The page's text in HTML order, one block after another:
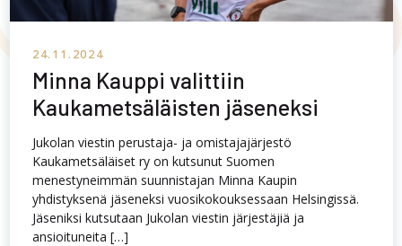
24.11.2024
Minna Kauppi valittiin
Kaukametsäläisten jäseneksi
Jukolan viestin perustaja- ja omistajajärjestö
Kaukametsäläiset ry on kutsunut Suomen
menestyneimmän suunnistajan Minna Kaupin
yhdistyksenä jäseneksi vuosikokouksessaan Helsingissä.
Jäseniksi kutsutaan Jukolan viestin järjestäjiä ja
ansioituneita […]